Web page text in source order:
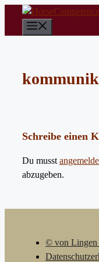
springen
Schreibe einen
Du musst
abzugeben.
© von Lingen